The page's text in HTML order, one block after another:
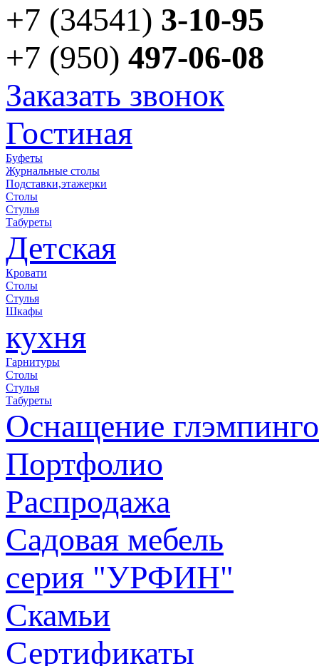
+7 (34541) 3-10-95
+7 (950) 497-06-08
Заказать звонок
Гостиная
Буфеты
Журнальные столы
Подставки,этажерки
Столы
Стулья
Табуреты
Детская
Кровати
Столы
Стулья
Шкафы
кухня
Гарнитуры
Столы
Стулья
Табуреты
Оснащение
Портфолио
Распродажа
Садовая мебель
серия "УРФИН"
Скамьи
Сертификаты